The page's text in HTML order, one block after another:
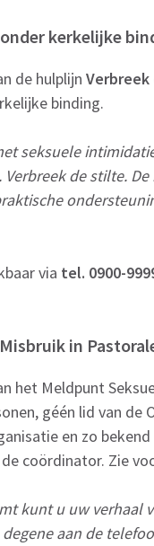
kerkelijke
de hulplijn
binding.
seksuele
de stilte.
via tel. 0900-
in
het Meldpunt
géén lid van
en zo
coördinator. Zie
kunt u uw verhaal
aan de